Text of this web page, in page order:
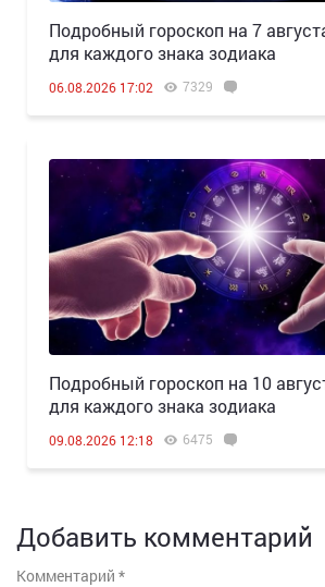
Подробный гороскоп на 7
для каждого знака зодиака
06.08.2026 17:02 7329
Подробный гороскоп на 10
для каждого знака зодиака
09.08.2026 12:18 6475
Добавить комментарий
Комментарий *